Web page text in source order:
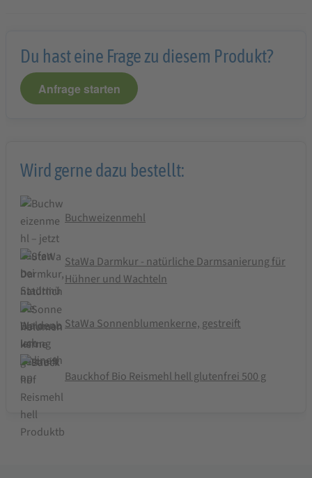
Du hast eine Frage zu diesem Produkt?
Anfrage starten
Wird gerne dazu bestellt:
Buchweizenmehl
StaWa Darmkur - natürliche Darmsanierung für
Hühner und Wachteln
StaWa Sonnenblumenkerne, gestreift
Bauckhof Bio Reismehl hell glutenfrei 500 g